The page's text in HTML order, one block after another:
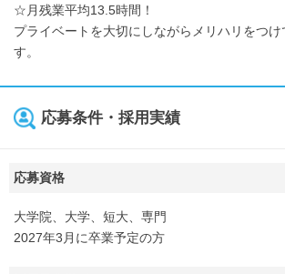
☆月残業平均13.5時間！
プライベートを大切にしながらメリハリをつ
す。
応募条件・採用実績
応募資格
大学院、大学、短大、専門
2027年3月に卒業予定の方